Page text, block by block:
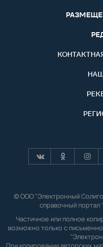
© ООО "Электронный
справочный портал "
Частичное или полное
возможно только с